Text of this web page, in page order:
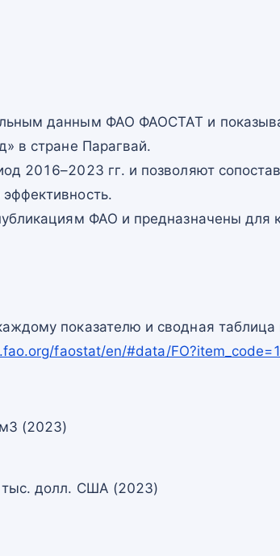
данным ФАО ФАОСТАТ и
в стране Парагвай.
2016–2023 гг. и позволяют
ФАО и предназначены для
показателю и сводная таблица
faostat/en/#data/
(2023)
тыс. долл. США (2023)